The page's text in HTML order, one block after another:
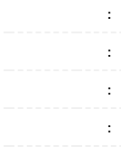
:
:
:
:
:
:
:
: